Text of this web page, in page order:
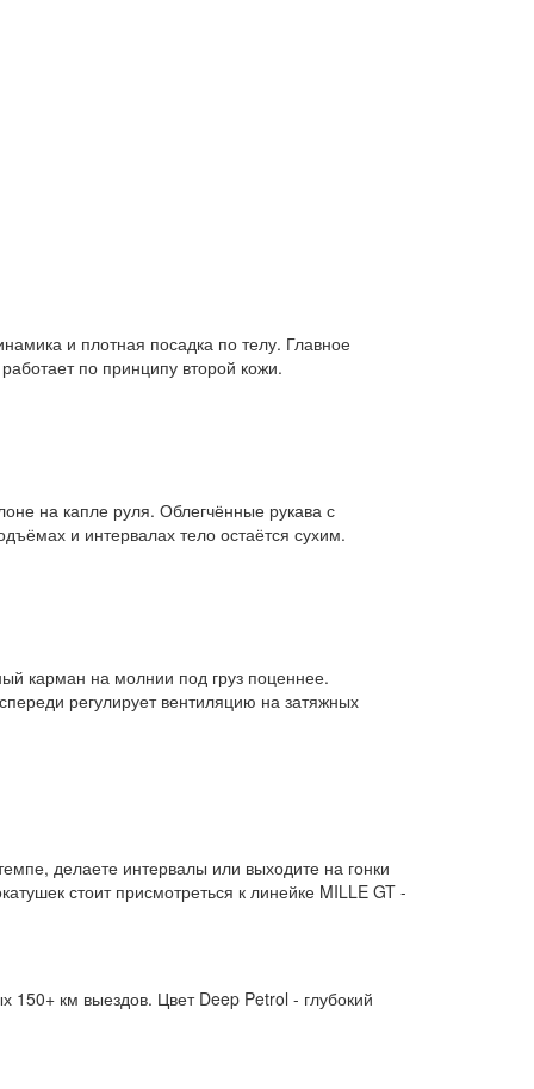
и плотная посадка по телу. Главное
по принципу второй кожи.
на капле руля. Облегчённые рукава с
и интервалах тело остаётся сухим.
карман на молнии под груз поценнее.
регулирует вентиляцию на затяжных
делаете интервалы или выходите на гонки
стоит присмотреться к линейке MILLE GT -
150+ км выездов. Цвет Deep Petrol - глубокий